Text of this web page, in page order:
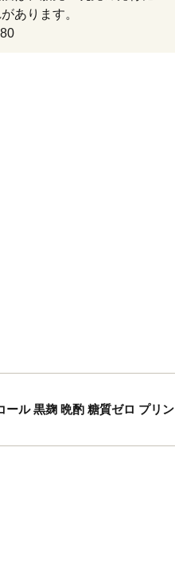
あります。
ール 黒麹 晩酌 糖質ゼロ プリン